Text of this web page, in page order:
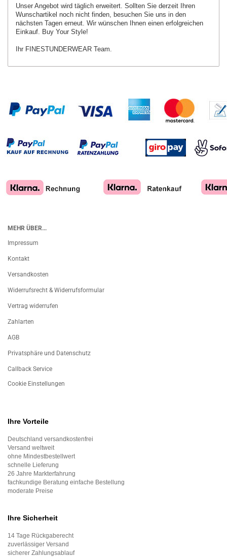
Unser Angebot wird täglich erweitert. Sollten Sie derzeit Ihren
Wunschartikel noch nicht finden, besuchen Sie uns in den
nächsten Tagen erneut. Wir wünschen Ihnen einen erfolgreichen
Einkauf. Buy Your Style!
Ihr FINESTUNDERWEAR Team.
MEHR ÜBER...
Impressum
Kontakt
Versandkosten
Widerrufsrecht & Widerrufsformular
Vertrag widerrufen
Zahlarten
AGB
Privatsphäre und Datenschutz
Callback Service
Cookie Einstellungen
Ihre Vorteile
Deutschland versandkostenfrei
Versand weltweit
ohne Mindestbestellwert
schnelle Lieferung
26 Jahre Markterfahrung
fachkundige Beratung einfache Bestellung
moderate Preise
Ihre Sicherheit
14 Tage Rückgaberecht
zuverlässiger Versand
sicherer Zahlungsablauf